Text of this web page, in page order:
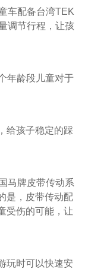
车配备台湾TEK
调节行程，让孩
年龄段儿童对于
给孩子稳定的踩
马牌皮带传动系
是，皮带传动配
受伤的可能，让
玩时可以快速安